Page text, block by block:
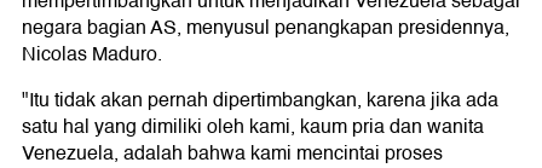
negara bagian AS, menyusul penangkapan presidennya,
Nicolas Maduro.
"Itu tidak akan pernah dipertimbangkan, karena jika ada
satu hal yang dimiliki oleh kami, kaum pria dan wanita
Venezuela, adalah bahwa kami mencintai proses